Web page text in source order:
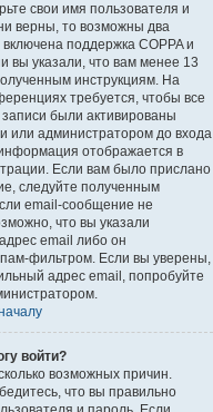
свои имя пользователя и
верны, то возможны два
поддержка COPPA и
вы указали, что вам менее 13
инструкциям. На
требуется, чтобы все
были активированы
или администратором до входа
отображается в
Если вам было прислано
следуйте полученным
email-сообщение не
что вы указали
email либо он
фильтром. Если вы уверены,
адрес email, попробуйте
войти?
возможных причин.
что вы правильно